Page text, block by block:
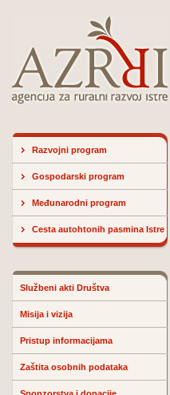
Razvojni program
Gospodarski program
Međunarodni program
Cesta autohtonih pasmina Istre
Službeni akti Društva
Misija i vizija
Pristup informacijama
Zaštita osobnih podataka